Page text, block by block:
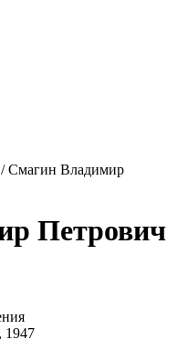
/Смагин Владимир
Петрович
1947